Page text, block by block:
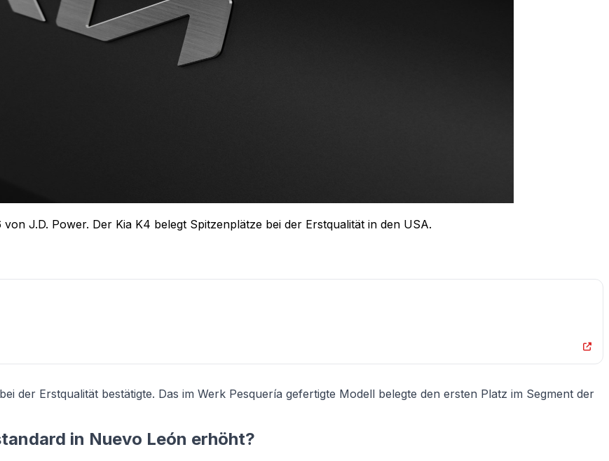
J.D. Power. Der Kia K4 belegt Spitzenplätze bei der Erstqualität in den USA.
der Erstqualität bestätigte. Das im Werk Pesquería gefertigte Modell belegte den ersten Platz im Segment der
in Nuevo León erhöht?